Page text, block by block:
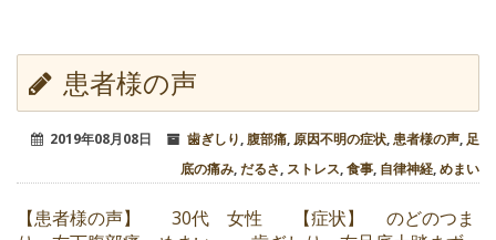
患者様の声
2019年08月08日 歯ぎしり,腹部痛, 原因不明の症状,患者様の声, 足
底の痛み,だるさ, ストレス,食事, 自律神経,めまい
【患者様の声】 30代 女性 【症状】 のどのつま